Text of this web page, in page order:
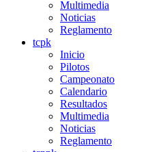
Multimedia
Noticias
Reglamento
tcpk
Inicio
Pilotos
Campeonato
Calendario
Resultados
Multimedia
Noticias
Reglamento